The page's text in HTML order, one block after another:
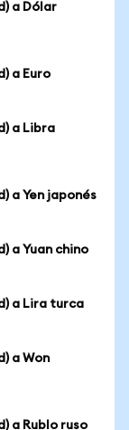
a Dólar
a Euro
a Libra
a Yen japonés
a Yuan chino
a Lira turca
a Won
a Rublo ruso